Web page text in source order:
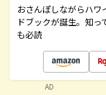
おさんぽしながらハ
ドブックが誕生。知
も必読
AD